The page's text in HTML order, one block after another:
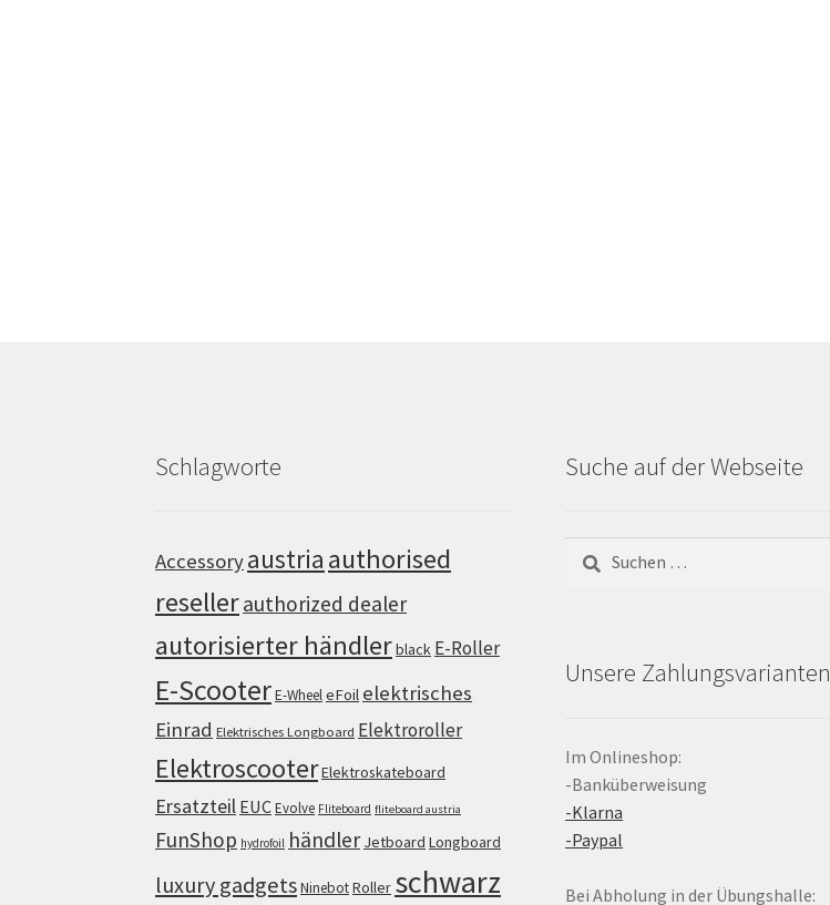
Schlagworte
Accessoryaustria authorised
resellerauthorized dealer
autorisierter händlerblack E-Roller
E-ScooterE-WheeleFoil elektrisches
Einrad Elektrisches Longboard Elektroroller
ElektroscooterElektroskateboard
Ersatzteil EUCEvolve Fliteboard fliteboard austria
FunShop hydrofoil händler Jetboard Longboard
luxury gadgetsNinebotRoller schwarz
Suche auf der Webseite
nach:
Unsere Zahlungsvarianten
Im Onlineshop:
-Banküberweisung
-Klarna
-Paypal
Bei Abholung in der Übungshalle: